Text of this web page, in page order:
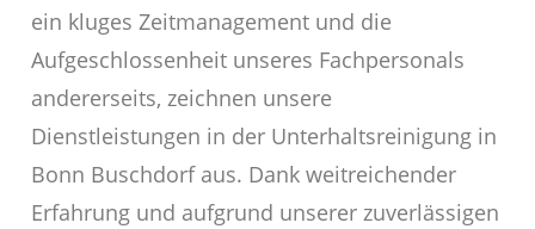
ein kluges Zeitmanagement und die
Aufgeschlossenheit unseres Fachpersonals
andererseits, zeichnen unsere
Dienstleistungen in der Unterhaltsreinigung in
Bonn Buschdorf aus. Dank weitreichender
Erfahrung und aufgrund unserer zuverlässigen